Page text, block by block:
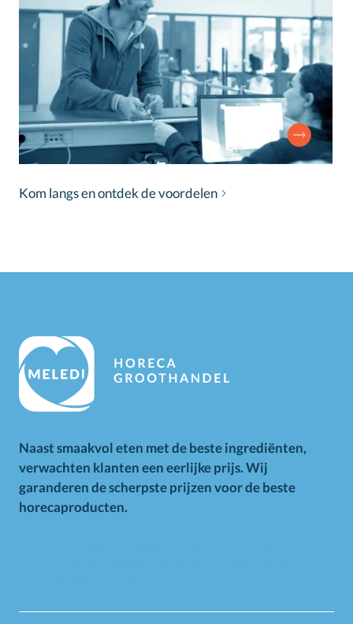
Kom langs en ontdek de voordelen
Naast smaakvol eten met de beste ingrediënten,
verwachten klanten een eerlijke prijs. Wij
garanderen de scherpste prijzen voor de beste
horecaproducten.